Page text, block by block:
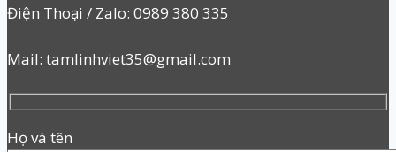
Điện Thoại / Zalo: 0989 380 335
Mail: tamlinhviet35@gmail.com
Họ và tên